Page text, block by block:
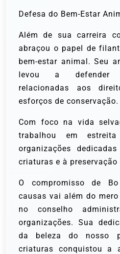
Defesa do Bem-Estar
Além de sua carreira
abraçou o papel de
bem-estar animal. Seu
levou a defender
relacionadas aos
esforços de conservação.
Com foco na vida
trabalhou em
organizações
criaturas e à
O compromisso de
causas vai além do
no conselho
organizações. Sua
da beleza do nosso
criaturas conquistou a